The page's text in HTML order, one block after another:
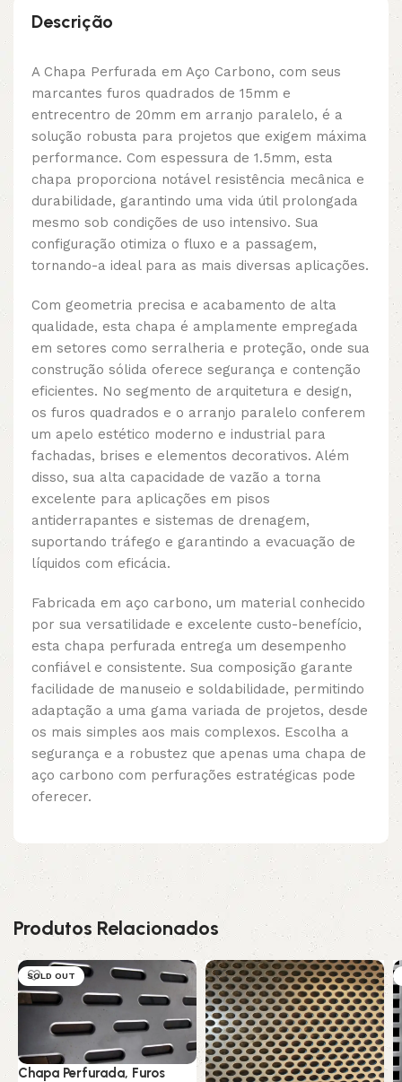
Descrição
A Chapa Perfurada em Aço Carbono, com seus
marcantes furos quadrados de 15mm e
entrecentro de 20mm em arranjo paralelo, é a
solução robusta para projetos que exigem máxima
performance. Com espessura de 1.5mm, esta
chapa proporciona notável resistência mecânica e
durabilidade, garantindo uma vida útil prolongada
mesmo sob condições de uso intensivo. Sua
configuração otimiza o fluxo e a passagem,
tornando-a ideal para as mais diversas aplicações.
Com geometria precisa e acabamento de alta
qualidade, esta chapa é amplamente empregada
em setores como serralheria e proteção, onde sua
construção sólida oferece segurança e contenção
eficientes. No segmento de arquitetura e design,
os furos quadrados e o arranjo paralelo conferem
um apelo estético moderno e industrial para
fachadas, brises e elementos decorativos. Além
disso, sua alta capacidade de vazão a torna
excelente para aplicações em pisos
antiderrapantes e sistemas de drenagem,
suportando tráfego e garantindo a evacuação de
líquidos com eficácia.
Fabricada em aço carbono, um material conhecido
por sua versatilidade e excelente custo-benefício,
esta chapa perfurada entrega um desempenho
confiável e consistente. Sua composição garante
facilidade de manuseio e soldabilidade, permitindo
adaptação a uma gama variada de projetos, desde
os mais simples aos mais complexos. Escolha a
segurança e a robustez que apenas uma chapa de
aço carbono com perfurações estratégicas pode
oferecer.
Produtos Relacionados
SOLD OUT
Chapa Perfurada, Furos